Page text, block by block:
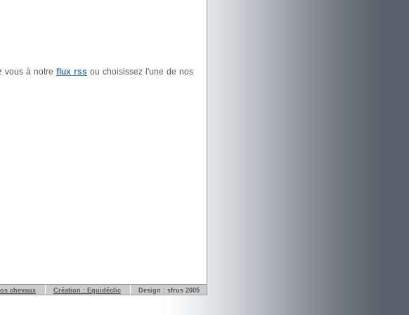
vous à notre flux rss ou choisissez l'une de nos
chevaux Création : Equidéclic Design : sfrus 2005